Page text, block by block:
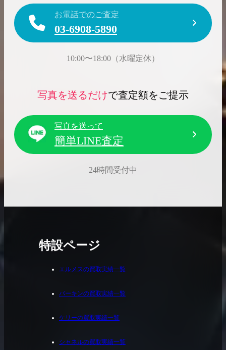
お電話でのご査定
03-6908-5890
10:00〜18:00（水曜定休）
写真を送るだけで査定額をご提示
写真を送って
簡単LINE査定
24時間受付中
特設ページ
エルメスの買取実績一覧
バーキンの買取実績一覧
ケリーの買取実績一覧
シャネルの買取実績一覧